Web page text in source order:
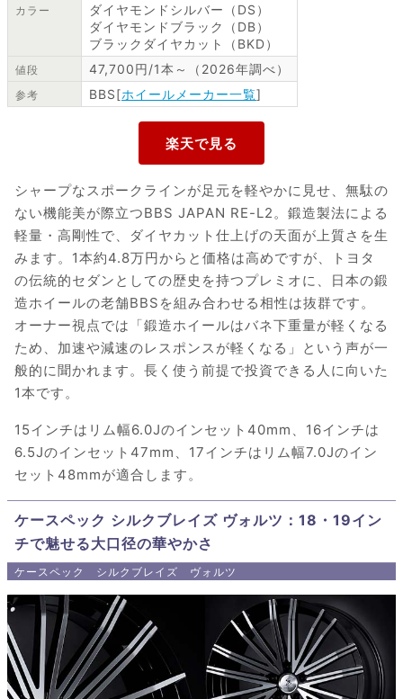
カラー
ダイヤモンドシルバー（DS）
ダイヤモンドブラック（DB）
ブラックダイヤカット（BKD）
値段 47,700円/1本～（2026年調べ）
参考 BBS[ホイールメーカー一覧]
シャープなスポークラインが足元を軽やかに見せ、無駄の
ない機能美が際立つBBS JAPAN RE-L2。鍛造製法による
軽量・高剛性で、ダイヤカット仕上げの天面が上質さを生
みます。1本約4.8万円からと価格は高めですが、トヨタ
の伝統的セダンとしての歴史を持つプレミオに、日本の鍛
造ホイールの老舗BBSを組み合わせる相性は抜群です。
オーナー視点では「鍛造ホイールはバネ下重量が軽くなる
ため、加速や減速のレスポンスが軽くなる」という声が一
般的に聞かれます。長く使う前提で投資できる人に向いた
1本です。
15インチはリム幅6.0Jのインセット40mm、16インチは
6.5Jのインセット47mm、17インチはリム幅7.0Jのイン
セット48mmが適合します。
ケースペック シルクブレイズ ヴォルツ：18・19イン
チで魅せる大口径の華やかさ
ケースペック シルクブレイズ ヴォルツ